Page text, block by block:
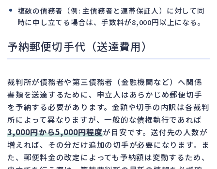
複数の債務者（例: 主債務者と連帯保証人）に対して同
時に申し立てる場合は、手数料が8,000円以上になる。
予納郵便切手代（送達費用）
裁判所が債務者や第三債務者（金融機関など）へ関係
書類を送達するために、申立人はあらかじめ郵便切手
を予納する必要があります。金額や切手の内訳は各裁判
所によって異なりますが、一般的な債権執行であれば
3,000円から5,000円程度が目安です。送付先の人数が
増えれば、その分だけ追加の切手が必要になります。ま
た、郵便料金の改定によっても予納額は変動するため、